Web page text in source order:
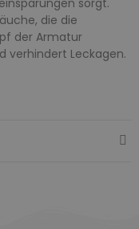
die die
der Armatur
verhindert Leckagen.